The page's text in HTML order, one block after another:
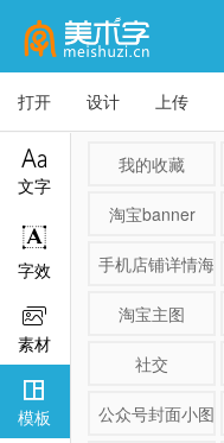
打开 设计 上传

文字

字效

素材

模板
我的收藏
淘宝banner
手机店铺详情海报
淘宝主图
社交
公众号封面小图